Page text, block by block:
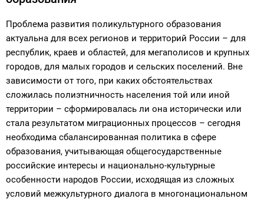
Проблема развития поликультурного образования
актуальна для всех регионов и территорий России – для
республик, краев и областей, для мегаполисов и крупных
городов, для малых городов и сельских поселений. Вне
зависимости от того, при каких обстоятельствах
сложилась полиэтничность населения той или иной
территории – сформировалась ли она исторически или
стала результатом миграционных процессов – сегодня
необходима сбалансированная политика в сфере
образования, учитывающая общегосударственные
российские интересы и национально-культурные
особенности народов России, исходящая из сложных
условий межкультурного диалога в многонациональном